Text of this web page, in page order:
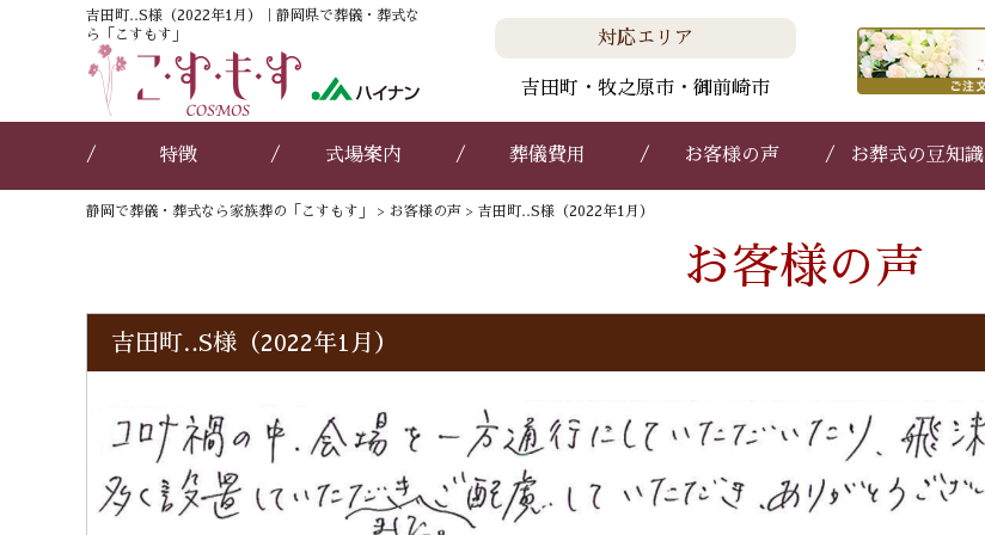
吉田町‥S様（2022年1月）｜静岡県で葬儀・葬式な
ら「こすもす」
対応エリア
吉田町・牧之原市・御前崎市
特徴 式場案内 葬儀費用 お客様の声 お葬式の豆知識
静岡で葬儀・葬式なら家族葬の「こすもす」 > お客様の声 > 吉田町‥S様（2022年1月）
お客様の声
吉田町‥S様（2022年1月）